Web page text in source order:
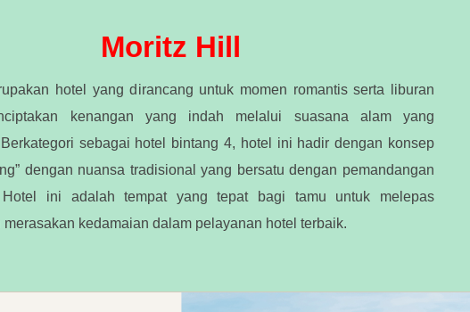
Moritz Hill
hotel yang dirancang untuk momen romantis serta liburan
kenangan yang indah melalui suasana alam yang
sebagai hotel bintang 4, hotel ini hadir dengan konsep
dengan nuansa tradisional yang bersatu dengan pemandangan
ini adalah tempat yang tepat bagi tamu untuk melepas
merasakan kedamaian dalam pelayanan hotel terbaik.